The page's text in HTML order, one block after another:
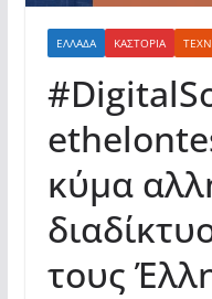
ΕΛΛΆΔΑ ΚΑΣΤΟΡΙΆ
κύμα
τους